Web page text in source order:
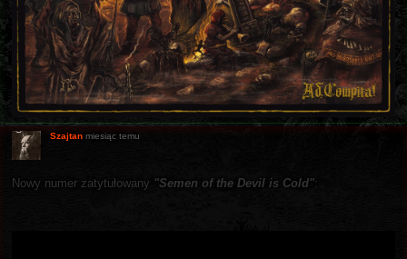
Szajtan miesiąc temu
Nowy numer zatytułowany "Semen of the Devil is Cold":